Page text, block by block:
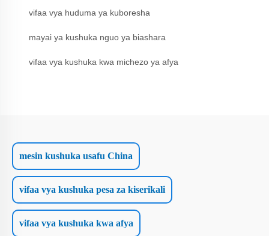
vifaa vya huduma ya kuboresha
mayai ya kushuka nguo ya biashara
vifaa vya kushuka kwa michezo ya afya
mesin kushuka usafu China
vifaa vya kushuka pesa za kiserikali
vifaa vya kushuka kwa afya